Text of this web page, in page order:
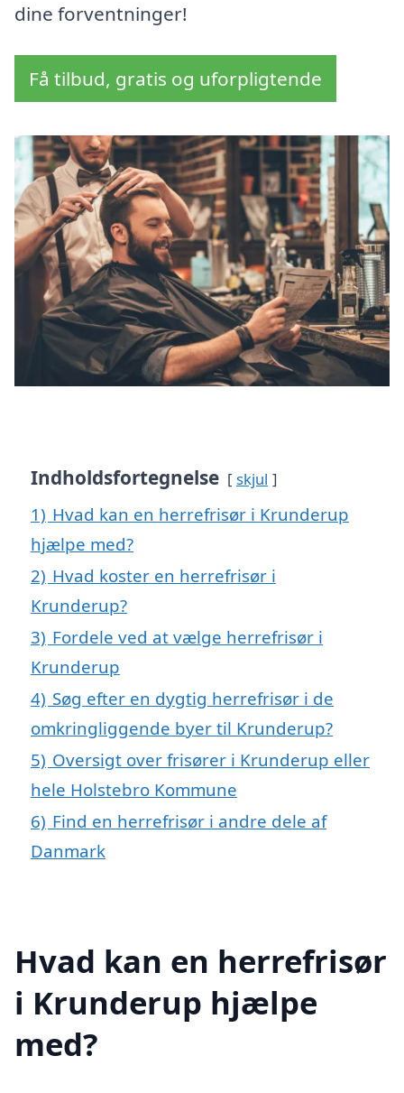
dine forventninger!
Få tilbud, gratis og uforpligtende
Indholdsfortegnelse skjul
1) Hvad kan en herrefrisør i Krunderup
hjælpe med?
2) Hvad koster en herrefrisør i
Krunderup?
3) Fordele ved at vælge herrefrisør i
Krunderup
4) Søg efter en dygtig herrefrisør i de
omkringliggende byer til Krunderup?
5) Oversigt over frisører i Krunderup eller
hele Holstebro Kommune
6) Find en herrefrisør i andre dele af
Danmark
Hvad kan en herrefrisør
i Krunderup hjælpe
med?